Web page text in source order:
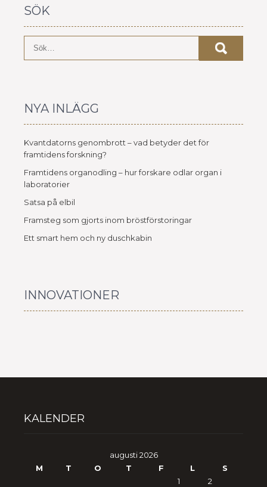
SÖK
NYA INLÄGG
Kvantdatorns genombrott – vad betyder det för
framtidens forskning?
Framtidens organodling – hur forskare odlar organ i
laboratorier
Satsa på elbil
Framsteg som gjorts inom bröstförstoringar
Ett smart hem och ny duschkabin
INNOVATIONER
KALENDER
augusti 2026
M
T O T F L
S
1
2